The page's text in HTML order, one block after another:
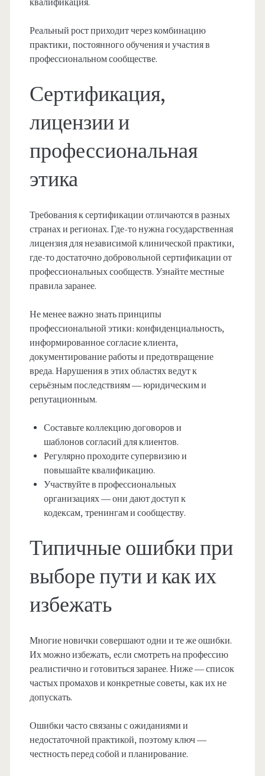
квалификация.
Реальный рост приходит через комбинацию
практики, постоянного обучения и участия в
профессиональном сообществе.
Сертификация,
лицензии и
профессиональная
этика
Требования к сертификации отличаются в разных
странах и регионах. Где-то нужна государственная
лицензия для независимой клинической практики,
где-то достаточно добровольной сертификации от
профессиональных сообществ. Узнайте местные
правила заранее.
Не менее важно знать принципы
профессиональной этики: конфиденциальность,
информированное согласие клиента,
документирование работы и предотвращение
вреда. Нарушения в этих областях ведут к
серьёзным последствиям — юридическим и
репутационным.
Составьте коллекцию договоров и
шаблонов согласий для клиентов.
Регулярно проходите супервизию и
повышайте квалификацию.
Участвуйте в профессиональных
организациях — они дают доступ к
кодексам, тренингам и сообществу.
Типичные ошибки при
выборе пути и как их
избежать
Многие новички совершают одни и те же ошибки.
Их можно избежать, если смотреть на профессию
реалистично и готовиться заранее. Ниже — список
частых промахов и конкретные советы, как их не
допускать.
Ошибки часто связаны с ожиданиями и
недостаточной практикой, поэтому ключ —
честность перед собой и планирование.